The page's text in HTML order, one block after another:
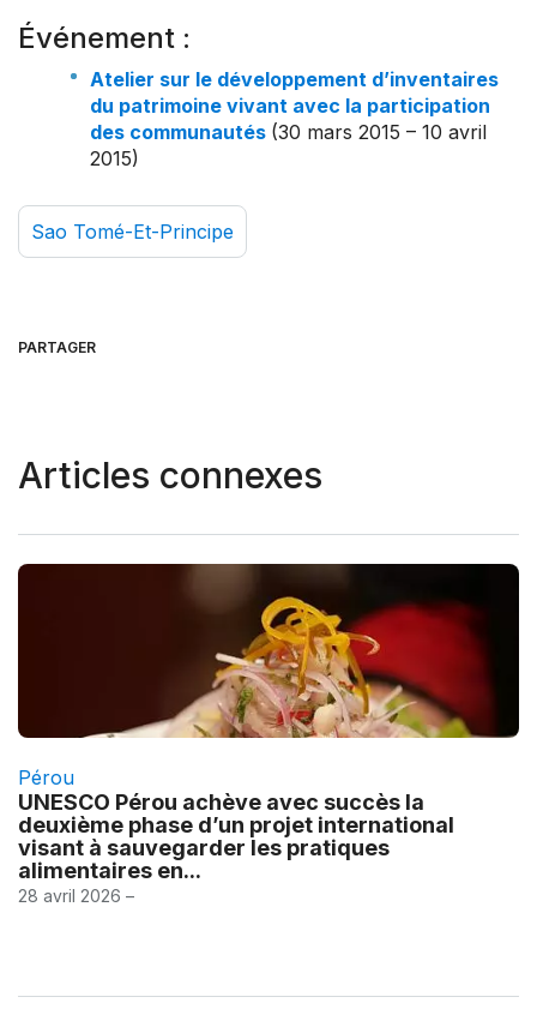
Événement :
Atelier sur le développement d’inventaires
du patrimoine vivant avec la participation
des communautés (30 mars 2015 – 10 avril
2015)
Sao Tomé-Et-Principe
PARTAGER
Articles connexes
Pérou
UNESCO Pérou achève avec succès la
deuxième phase d’un projet international
visant à sauvegarder les pratiques
alimentaires en...
28 avril 2026 –